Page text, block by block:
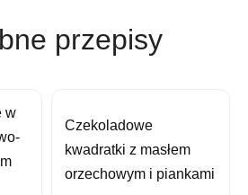
przepisy
w
Czekoladowe
kwadratki z masłem
orzechowym i piankami